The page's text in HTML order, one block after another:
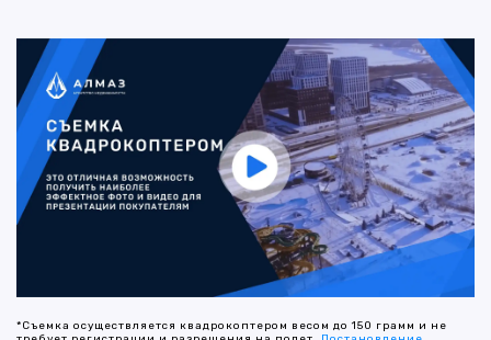
*Съемка осуществляется квадрокоптером весом до 150 грамм и не